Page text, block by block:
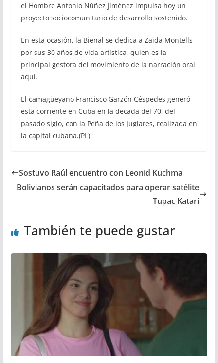
el Hombre Antonio Núñez Jiménez impulsa hoy un
proyecto sociocomunitario de desarrollo sostenido.
En esta ocasión, la Bienal se dedica a Zaida Montells
por sus 30 años de vida artística, quien es la
principal gestora del movimiento de la narración oral
aquí.
El camagüeyano Francisco Garzón Céspedes generó
esta corriente en Cuba en la década del 70, del
pasado siglo, con la Peña de los Juglares, realizada en
la capital cubana.(PL)
Sostuvo Raúl encuentro con Leonid Kuchma
Bolivianos serán capacitados para operar satélite
Tupac Katari
También te puede gustar